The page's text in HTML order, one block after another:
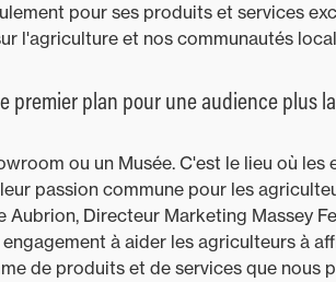
pour ses produits et services
l'agriculture et nos communautés
premier plan pour une audience plus
ou un Musée. C'est le lieu où les
passion commune pour les
Directeur Marketing Massey
à aider les agriculteurs à
de produits et de services que nous